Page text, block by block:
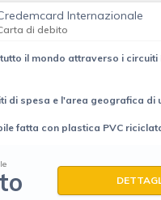
Internazionale
di debito
il mondo attraverso i
di spesa e l'area geografica di
fatta con plastica PVC